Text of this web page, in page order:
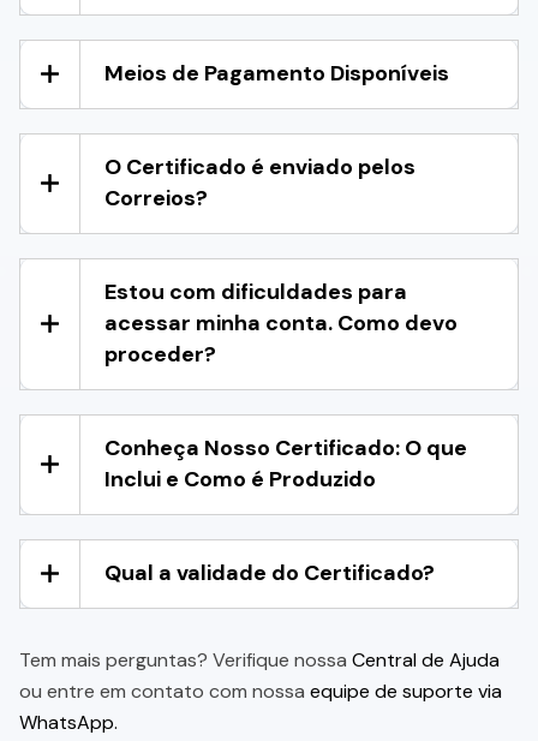
Meios de Pagamento Disponíveis
O Certificado é enviado pelos
Correios?
Estou com dificuldades para
acessar minha conta. Como devo
proceder?
Conheça Nosso Certificado: O que
Inclui e Como é Produzido
Qual a validade do Certificado?
Tem mais perguntas? Verifique nossa Central de Ajuda
ou entre em contato com nossa equipe de suporte via
WhatsApp.